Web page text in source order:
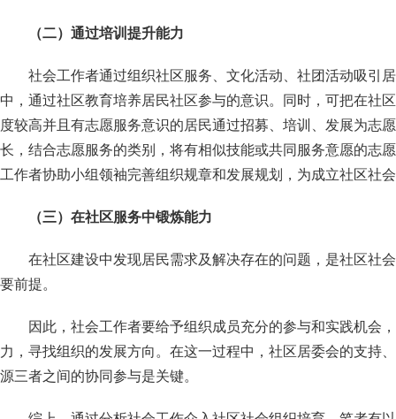
（二）通过培训提升能力
社会工作者通过组织社区服务、文化活动、社团活动吸引
中，通过社区教育培养居民社区参与的意识。同时，可把在社
度较高并且有志愿服务意识的居民通过招募、培训、发展为志
长，结合志愿服务的类别，将有相似技能或共同服务意愿的志
工作者协助小组领袖完善组织规章和发展规划，为成立社区社
（三）在社区服务中锻炼能力
在社区建设中发现居民需求及解决存在的问题，是社区社
要前提。
因此，社会工作者要给予组织成员充分的参与和实践机会
力，寻找组织的发展方向。在这一过程中，社区居委会的支持
源三者之间的协同参与是关键。